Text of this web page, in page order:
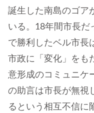
誕生した南島のゴア
いる。18年間市長だ
で勝利したベル市長
市政に「変化」をも
意形成のコミュニケ
の助言は市長が無視
るという相互不信に